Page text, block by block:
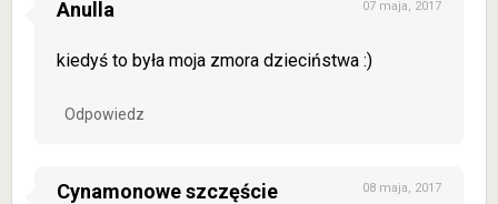
Anulla 07 maja, 2017
kiedyś to była moja zmora dzieciństwa :)
Odpowiedz
Cynamonowe szczęście 08 maja, 2017